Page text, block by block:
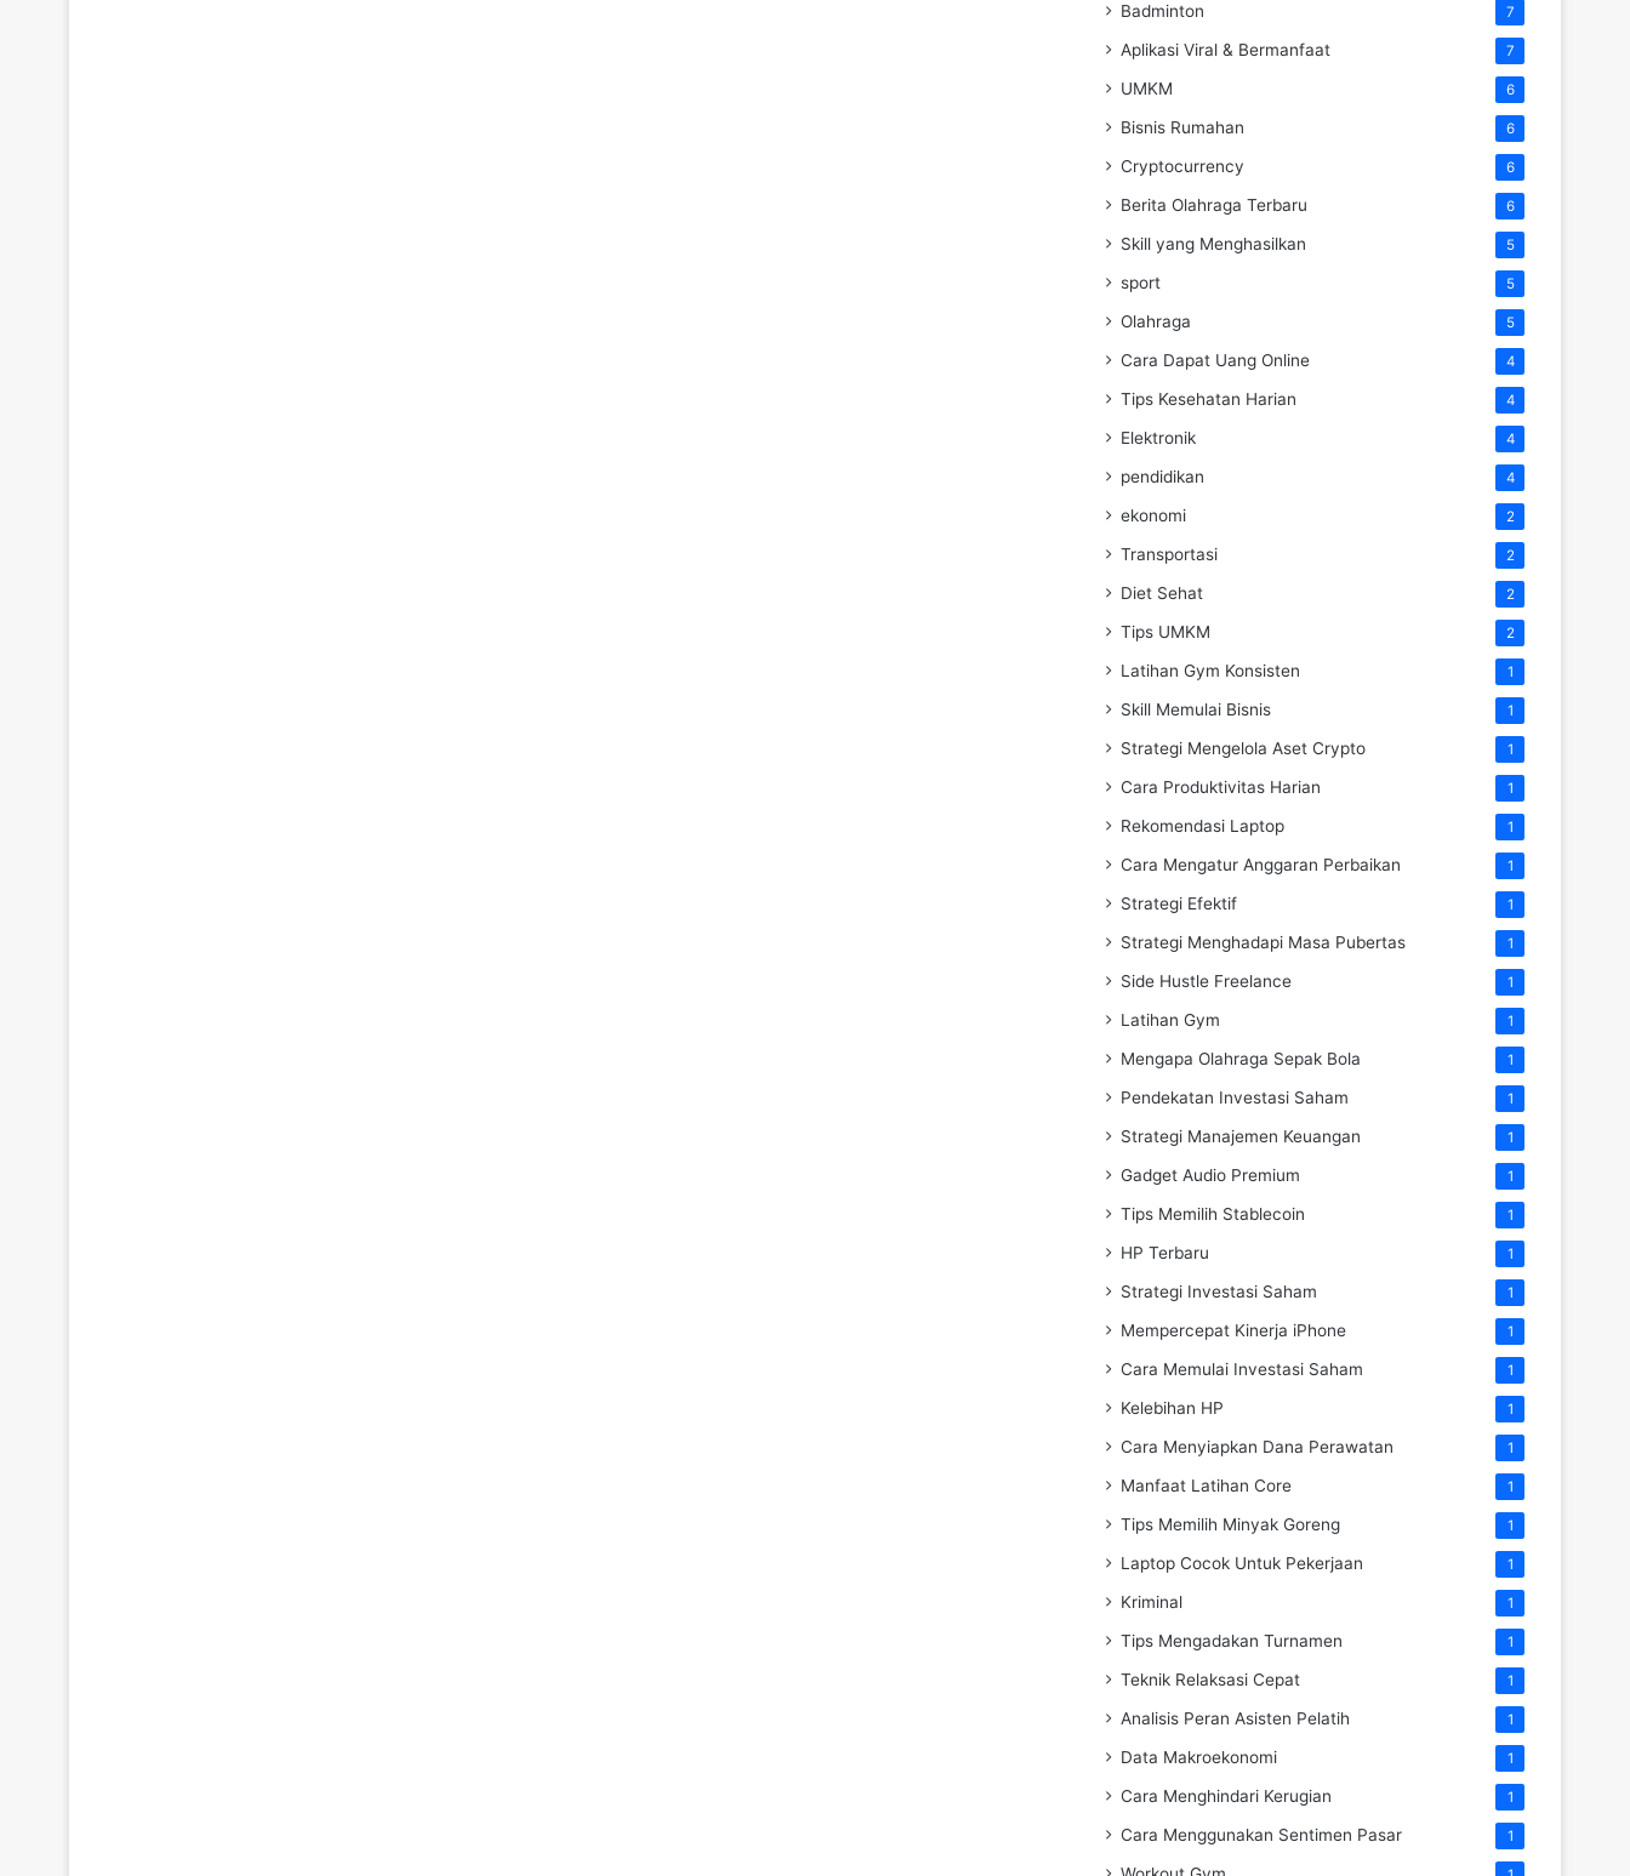
Badminton 7
Aplikasi Viral & Bermanfaat 7
UMKM 6
Bisnis Rumahan 6
Cryptocurrency 6
Berita Olahraga Terbaru 6
Skill yang Menghasilkan 5
sport 5
Olahraga 5
Cara Dapat Uang Online 4
Tips Kesehatan Harian 4
Elektronik 4
pendidikan 4
ekonomi 2
Transportasi 2
Diet Sehat 2
Tips UMKM 2
Latihan Gym Konsisten 1
Skill Memulai Bisnis 1
Strategi Mengelola Aset Crypto 1
Cara Produktivitas Harian 1
Rekomendasi Laptop 1
Cara Mengatur Anggaran Perbaikan 1
Strategi Efektif 1
Strategi Menghadapi Masa Pubertas 1
Side Hustle Freelance 1
Latihan Gym 1
Mengapa Olahraga Sepak Bola 1
Pendekatan Investasi Saham 1
Strategi Manajemen Keuangan 1
Gadget Audio Premium 1
Tips Memilih Stablecoin 1
HP Terbaru 1
Strategi Investasi Saham 1
Mempercepat Kinerja iPhone 1
Cara Memulai Investasi Saham 1
Kelebihan HP 1
Cara Menyiapkan Dana Perawatan 1
Manfaat Latihan Core 1
Tips Memilih Minyak Goreng 1
Laptop Cocok Untuk Pekerjaan 1
Kriminal 1
Tips Mengadakan Turnamen 1
Teknik Relaksasi Cepat 1
Analisis Peran Asisten Pelatih 1
Data Makroekonomi 1
Cara Menghindari Kerugian 1
Cara Menggunakan Sentimen Pasar 1